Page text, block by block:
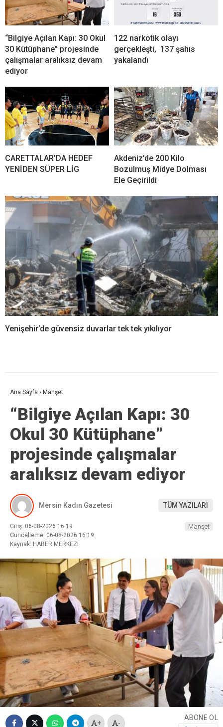
“Bilgiye Açılan Kapı: 30 Okul
30 Kütüphane” projesinde
çalışmalar aralıksız devam
ediyor
122 narkotik olayı
gerçekleşti, 137 şahıs
yakalandı
CARETTALAR’DA HEDEF
YENİDEN SÜPER LİG
Akdeniz’de 200 Kilo
Bozulmuş Midye Dolması
Ele Geçirildi
Yenişehir’de güvensiz duvarlar tek tek yıkılıyor
Ana Sayfa › Manşet
“Bilgiye Açılan Kapı: 30
Okul 30 Kütüphane”
projesinde çalışmalar
aralıksız devam ediyor
Mersin Kadın Gazetesi TÜM YAZILARI
Giriş: 06-08-2026 16:19
Güncelleme: 06-08-2026 16:19
Kaynak: HABER MERKEZI
Manşet
+ -
ABONE OL